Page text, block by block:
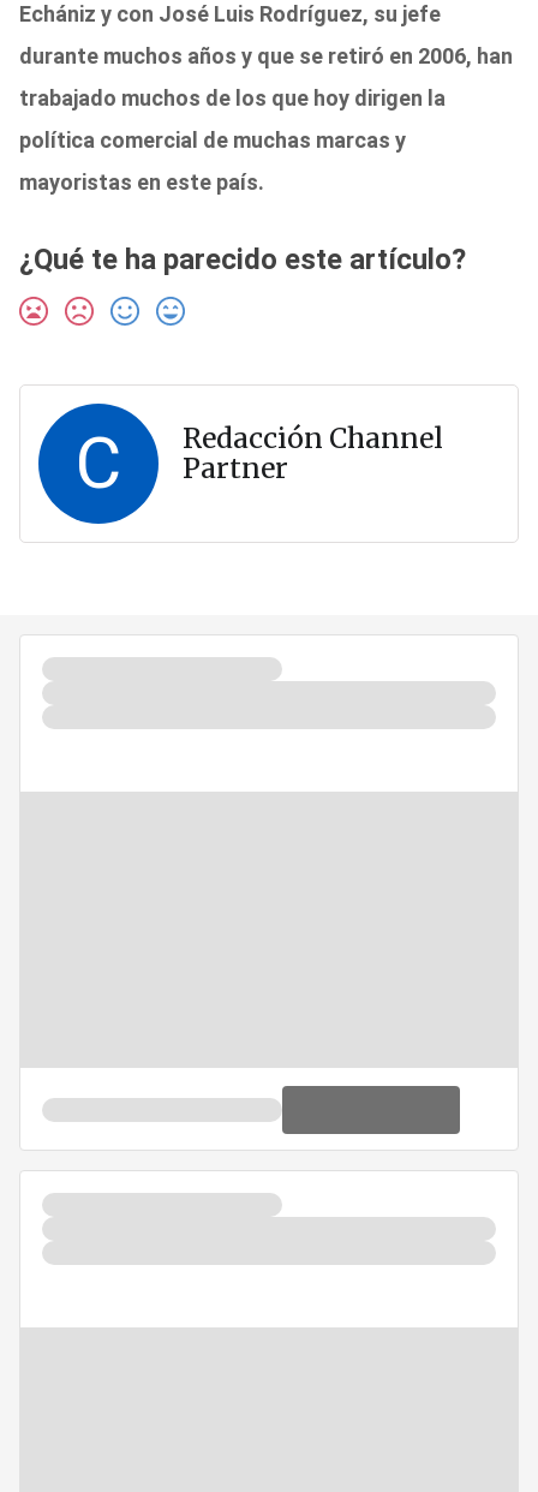
Echániz y con José Luis Rodríguez, su jefe
durante muchos años y que se retiró en 2006, han
trabajado muchos de los que hoy dirigen la
política comercial de muchas marcas y
mayoristas en este país.
¿Qué te ha parecido este artículo?
C
Redacción Channel
Partner